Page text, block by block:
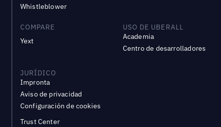
Whistleblower
COMPARE
Yext
USO DE UBERALL
Academia
Centro de desarrolladores
JURÍDICO
Impronta
Aviso de privacidad
Configuración de cookies
Trust Center